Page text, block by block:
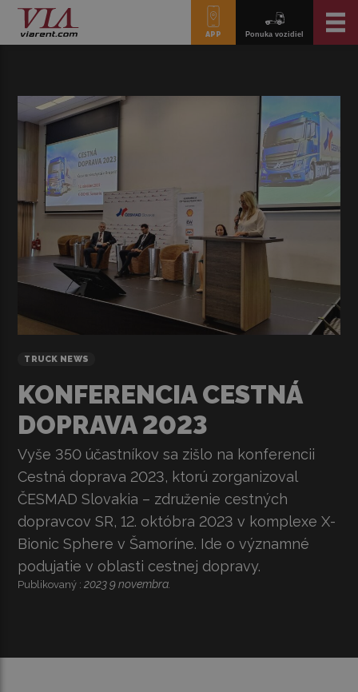
APP Ponuka vozidiel
TRUCK NEWS
KONFERENCIA CESTNÁ
DOPRAVA 2023
Vyše 350 účastníkov sa zišlo na konferencii
Cestná doprava 2023, ktorú zorganizoval
ČESMAD Slovakia – združenie cestných
dopravcov SR, 12. októbra 2023 v komplexe X-
Bionic Sphere v Šamoríne. Ide o významné
podujatie v oblasti cestnej dopravy.
Publikovaný :2023 9 novembra.